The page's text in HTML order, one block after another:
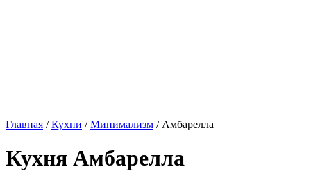
Главная /Кухни /Минимализм / Амбарелла
Кухня Амбарелла